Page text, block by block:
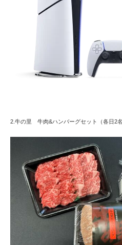
2.牛の里 牛肉&ハンバーグセット（各日2名